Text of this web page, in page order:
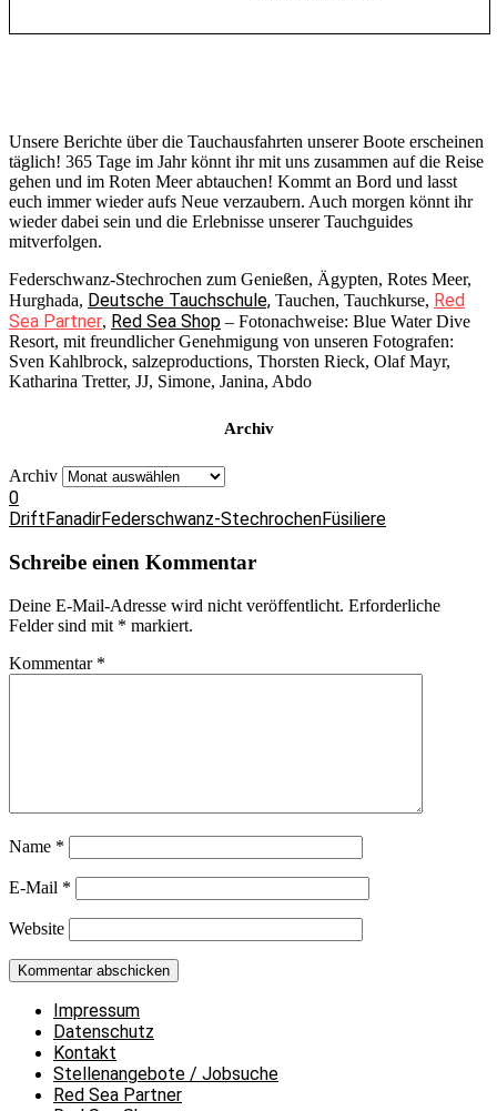
Unsere Berichte über die Tauchausfahrten unserer Boote erscheinen
täglich! 365 Tage im Jahr könnt ihr mit uns zusammen auf die Reise
gehen und im Roten Meer abtauchen! Kommt an Bord und lasst
euch immer wieder aufs Neue verzaubern. Auch morgen könnt ihr
wieder dabei sein und die Erlebnisse unserer Tauchguides
mitverfolgen.
Federschwanz-Stechrochen zum Genießen, Ägypten, Rotes Meer,
Hurghada, Deutsche Tauchschule, Tauchen, Tauchkurse, Red
Sea Partner, Red Sea Shop – Fotonachweise: Blue Water Dive
Resort, mit freundlicher Genehmigung von unseren Fotografen:
Sven Kahlbrock, salzeproductions, Thorsten Rieck, Olaf Mayr,
Katharina Tretter, JJ, Simone, Janina, Abdo
Archiv
Archiv
0
DriftFanadirFederschwanz-StechrochenFüsiliere
Schreibe einen Kommentar
Deine E-Mail-Adresse wird nicht veröffentlicht. Erforderliche
Felder sind mit * markiert.
Kommentar *
Name *
E-Mail *
Website
Impressum
Datenschutz
Kontakt
Stellenangebote / Jobsuche
Red Sea Partner